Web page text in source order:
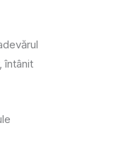
întânit